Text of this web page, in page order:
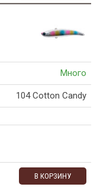
Много
104 Cotton Candy
В КОРЗИНУ